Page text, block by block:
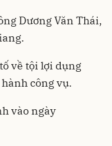
Dương Văn Thái,
về tội lợi dụng
công vụ.
vào ngày